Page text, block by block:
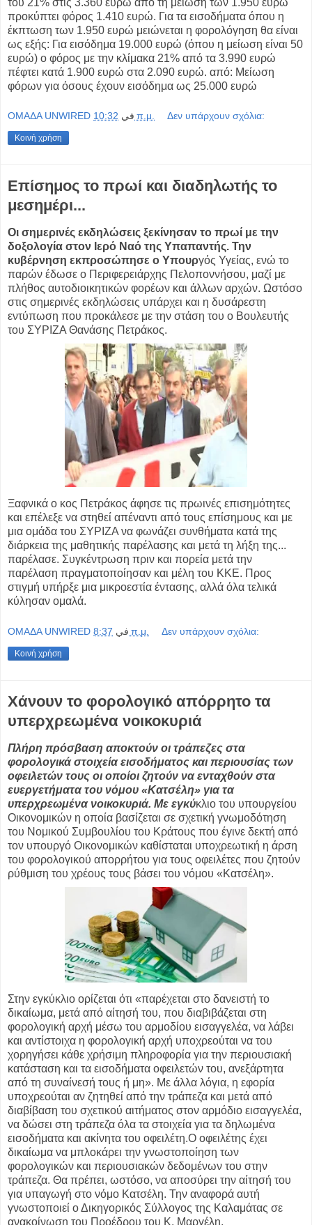
προκύπτει φόρος 1.410 ευρώ. Για τα εισοδήματα όπου η
έκπτωση των 1.950 ευρώ μειώνεται η φορολόγηση θα είναι
ως εξής: Για εισόδημα 19.000 ευρώ (όπου η μείωση είναι 50
ευρώ) ο φόρος με την κλίμακα 21% από τα 3.990 ευρώ
πέφτει κατά 1.900 ευρώ στα 2.090 ευρώ. από: Μείωση
φόρων για όσους έχουν εισόδημα ως 25.000 ευρώ
OMAΔΑ UNWIRED في 10:32 π.μ. Δεν υπάρχουν σχόλια:
Κοινή χρήση
Επίσημος το πρωί και διαδηλωτής το
μεσημέρι...
Οι σημερινές εκδηλώσεις ξεκίνησαν το πρωί με την
δοξολογία στον Ιερό Ναό της Υπαπαντής. Την
κυβέρνηση εκπροσώπησε ο Υπουργός Υγείας, ενώ το
παρών έδωσε ο Περιφερειάρχης Πελοποννήσου, μαζί με
πλήθος αυτοδιοικητικών φορέων και άλλων αρχών. Ωστόσο
στις σημερινές εκδηλώσεις υπάρχει και η δυσάρεστη
εντύπωση που προκάλεσε με την στάση του ο Βουλευτής
του ΣΥΡΙΖΑ Θανάσης Πετράκος.
Ξαφνικά ο κος Πετράκος άφησε τις πρωινές επισημότητες
και επέλεξε να στηθεί απέναντι από τους επίσημους και με
μια ομάδα του ΣΥΡΙΖΑ να φωνάζει συνθήματα κατά της
διάρκεια της μαθητικής παρέλασης και μετά τη λήξη της...
παρέλασε. Συγκέντρωση πριν και πορεία μετά την
παρέλαση πραγματοποίησαν και μέλη του ΚΚΕ. Προς
στιγμή υπήρξε μια μικροεστία έντασης, αλλά όλα τελικά
κύλησαν ομαλά.
OMAΔΑ UNWIRED في 8:37 π.μ. Δεν υπάρχουν σχόλια:
Κοινή χρήση
Χάνουν το φορολογικό απόρρητο τα
υπερχρεωμένα νοικοκυριά
Πλήρη πρόσβαση αποκτούν οι τράπεζες στα
φορολογικά στοιχεία εισοδήματος και περιουσίας των
οφειλετών τους οι οποίοι ζητούν να ενταχθούν στα
ευεργετήματα του νόμου «Κατσέλη» για τα
υπερχρεωμένα νοικοκυριά. Με εγκύκλιο του υπουργείου
Οικονομικών η οποία βασίζεται σε σχετική γνωμοδότηση
του Νομικού Συμβουλίου του Κράτους που έγινε δεκτή από
τον υπουργό Οικονομικών καθίσταται υποχρεωτική η άρση
του φορολογικού απορρήτου για τους οφειλέτες που ζητούν
ρύθμιση του χρέους τους βάσει του νόμου «Κατσέλη».
Στην εγκύκλιο ορίζεται ότι «παρέχεται στο δανειστή το
δικαίωμα, μετά από αίτησή του, που διαβιβάζεται στη
φορολογική αρχή μέσω του αρμοδίου εισαγγελέα, να λάβει
και αντίστοιχα η φορολογική αρχή υποχρεούται να του
χορηγήσει κάθε χρήσιμη πληροφορία για την περιουσιακή
κατάσταση και τα εισοδήματα οφειλετών του, ανεξάρτητα
από τη συναίνεσή τους ή μη». Με άλλα λόγια, η εφορία
υποχρεούται αν ζητηθεί από την τράπεζα και μετά από
διαβίβαση του σχετικού αιτήματος στον αρμόδιο εισαγγελέα,
να δώσει στη τράπεζα όλα τα στοιχεία για τα δηλωμένα
εισοδήματα και ακίνητα του οφειλέτη.Ο οφειλέτης έχει
δικαίωμα να μπλοκάρει την γνωστοποίηση των
φορολογικών και περιουσιακών δεδομένων του στην
τράπεζα. Θα πρέπει, ωστόσο, να αποσύρει την αίτησή του
για υπαγωγή στο νόμο Κατσέλη. Την αναφορά αυτή
γνωστοποιεί ο Δικηγορικός Σύλλογος της Καλαμάτας σε
ανακοίνωση του Προέδρου του Κ. Μαργέλη.